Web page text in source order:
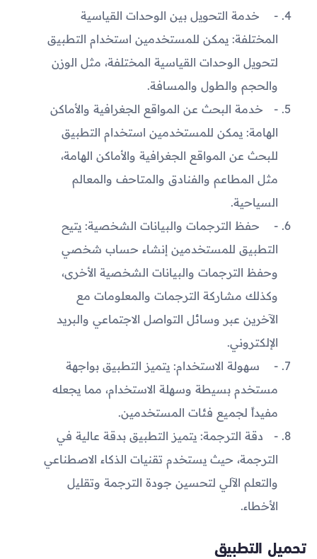
خدمة التحويل بين الوحدات القياسية
المختلفة: يمكن للمستخدمين استخدام التطبيق
لتحويل الوحدات القياسية المختلفة، مثل الوزن
والحجم والطول والمسافة.
خدمة البحث عن المواقع الجغرافية والأماكن
الهامة: يمكن للمستخدمين استخدام التطبيق
للبحث عن المواقع الجغرافية والأماكن الهامة،
مثل المطاعم والفنادق والمتاحف والمعالم
السياحية.
حفظ الترجمات والبيانات الشخصية: يتيح
التطبيق للمستخدمين إنشاء حساب شخصي
وحفظ الترجمات والبيانات الشخصية الأخرى،
وكذلك مشاركة الترجمات والمعلومات مع
الآخرين عبر وسائل التواصل الاجتماعي والبريد
الإلكتروني.
سهولة الاستخدام: يتميز التطبيق بواجهة
مستخدم بسيطة وسهلة الاستخدام، مما يجعله
مفيداً لجميع فئات المستخدمين.
دقة الترجمة: يتميز التطبيق بدقة عالية في
الترجمة، حيث يستخدم تقنيات الذكاء الاصطناعي
والتعلم الآلي لتحسين جودة الترجمة وتقليل
الأخطاء.
تحميل التطبيق